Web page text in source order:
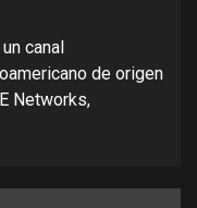
canal
de origen
Networks,